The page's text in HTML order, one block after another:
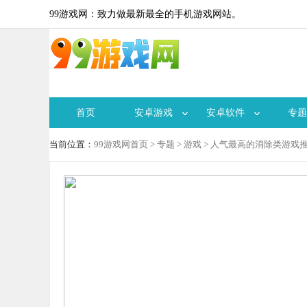
99游戏网：致力做最新最全的手机游戏网站。
首页 安卓游戏 安卓软件 专题
当前位置： 99游戏网首页 > 专题 > 游戏 > 人气最高的消除类游戏